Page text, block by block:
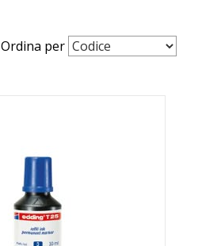
Ordina per